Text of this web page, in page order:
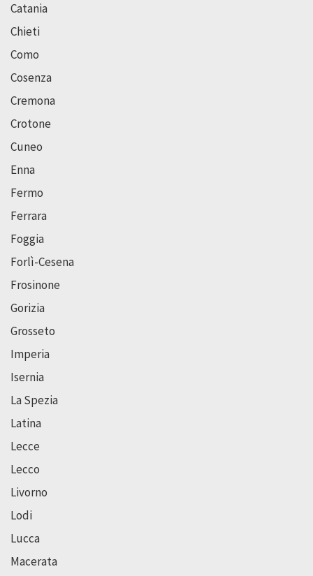
Catania
Chieti
Como
Cosenza
Cremona
Crotone
Cuneo
Enna
Fermo
Ferrara
Foggia
Forlì-Cesena
Frosinone
Gorizia
Grosseto
Imperia
Isernia
La Spezia
Latina
Lecce
Lecco
Livorno
Lodi
Lucca
Macerata